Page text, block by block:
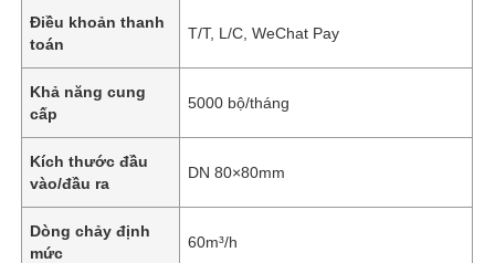
Điều khoản thanh
toán
T/T, L/C, WeChat Pay
Khả năng cung
cấp
5000 bộ/tháng
Kích thước đầu
vào/đầu ra
DN 80×80mm
Dòng chảy định
mức
60m³/h